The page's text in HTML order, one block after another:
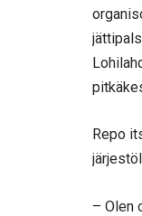
Repo
– Olen